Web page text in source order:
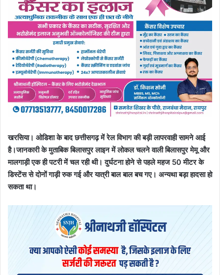
खरसिया। ओडिशा के बाद छत्तीसगढ़ में रेल विभाग की बड़ी लापरवाही सामने आई
है।जानकारी के मुताबिक बिलासपुर लाइन में लोकल चलने वाली बिलासपुर मेमू और
मालगाड़ी एक ही पटरी में चल रही थी। दुर्घटना होने से पहले महज 50 मीटर के
डिस्टेंस से दोनों गाड़ी रुक गई और यात्री बाल बाल बच गए। अन्यथा बड़ा हादसा हो
सकता था।